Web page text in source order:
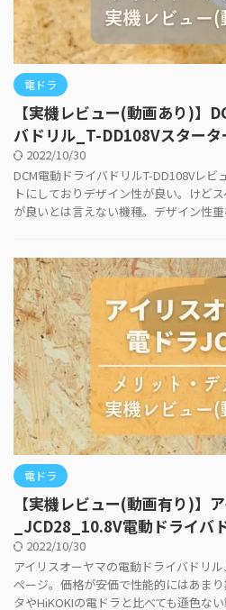
電ドラ
【実機レビュー(動画あり)】
バドリル_T-DD108Vスタータ
2022/10/30
DCM電動ドライバドリルT-DD108Vレ
トにしておりデザイン性が良い。けど
が良いとは言えない機種。デザイン性重
電ドラ
【実機レビュー(動画有り)】
_JCD28_10.8V電動ドライバ
2022/10/30
アイリスオーヤマの電動ドライバドリ
ページ。価格が安価で性能的にはあま
タやHiKOKIの電ドラと比べても遜色な